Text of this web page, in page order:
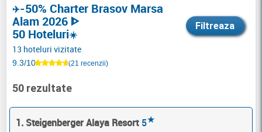
50 rezultate
1. Steigenberger Alaya Resort 5★
✈️-50% Charter Brasov Marsa
Alam 2026 ᐈ
50 Hoteluri☀️
13 hoteluri vizitate
9.3/10 (21 recenzii)
Filtreaza